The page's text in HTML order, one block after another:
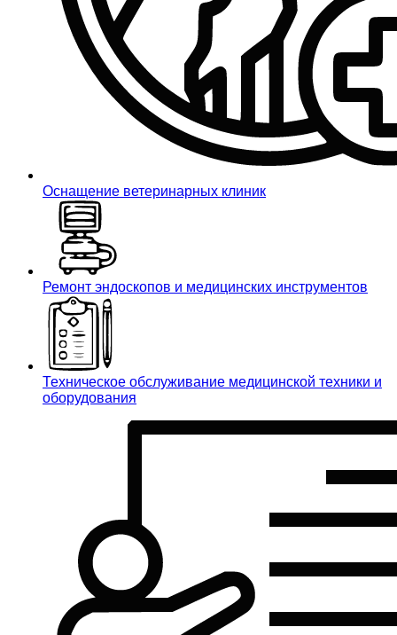
Оснащение ветеринарных клиник
Ремонт эндоскопов и медицинских инструментов
Техническое обслуживание медицинской техники и
оборудования